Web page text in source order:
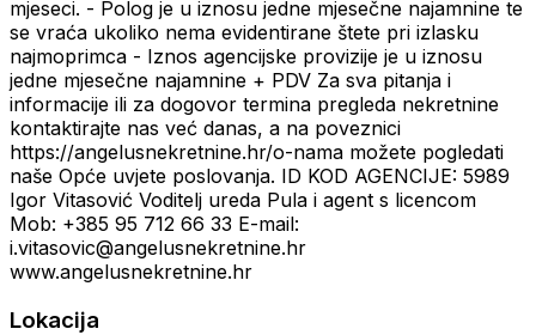
mjeseci. - Polog je u iznosu jedne mjesečne najamnine te
se vraća ukoliko nema evidentirane štete pri izlasku
najmoprimca - Iznos agencijske provizije je u iznosu
jedne mjesečne najamnine + PDV Za sva pitanja i
informacije ili za dogovor termina pregleda nekretnine
kontaktirajte nas već danas, a na poveznici
https://angelusnekretnine.hr/o-nama možete pogledati
naše Opće uvjete poslovanja. ID KOD AGENCIJE: 5989
Igor Vitasović Voditelj ureda Pula i agent s licencom
Mob: +385 95 712 66 33 E-mail:
i.vitasovic@angelusnekretnine.hr
www.angelusnekretnine.hr
Lokacija